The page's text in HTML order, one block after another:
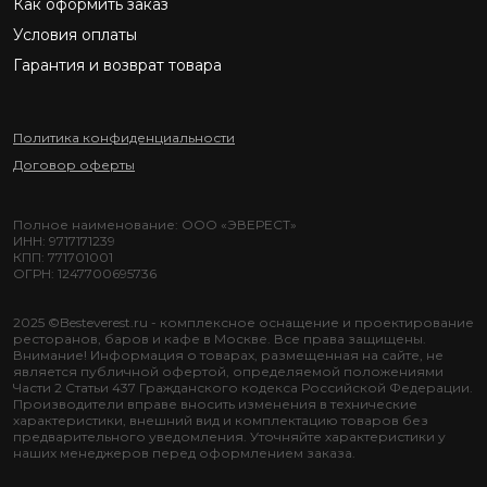
Как оформить заказ
Условия оплаты
Гарантия и возврат товара
Политика конфиденциальности
Договор оферты
2025 ©Besteverest.ru - комплексное оснащение и проектирование
ресторанов, баров и кафе в Москве. Все права защищены.
Внимание! Информация о товарах, размещенная на сайте, не
является публичной офертой, определяемой положениями
Части 2 Статьи 437 Гражданского кодекса Российской Федерации.
Производители вправе вносить изменения в технические
характеристики, внешний вид и комплектацию товаров без
предварительного уведомления. Уточняйте характеристики у
наших менеджеров перед оформлением заказа.
Полное наименование: ООО «ЭВЕРЕСТ»
ИНН: 9717171239
КПП: 771701001
ОГРН: 1247700695736